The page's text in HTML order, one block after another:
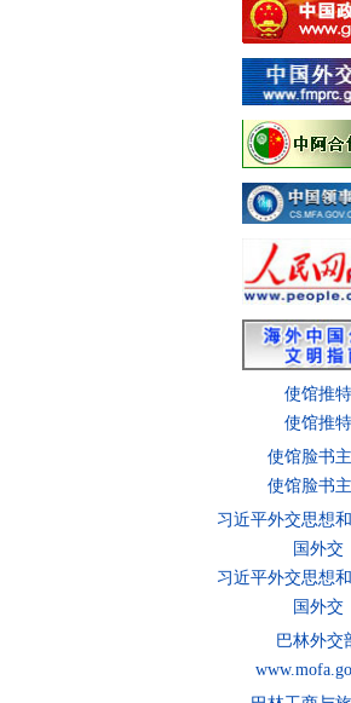
使馆推特
使馆推特
使馆脸书
使馆脸书
习近平外交思想
国外交
习近平外交思想
国外交
巴林外交